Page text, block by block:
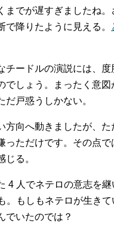
までが遅すぎましたね
降りたように見える。
チードルの演説には、
でしょう。まったく意
だ戸惑うしかない。
方向へ動きましたが、
っただけです。その点
る。
4 人でネテロの意志を
。もしもネテロが生き
でいたのでは？